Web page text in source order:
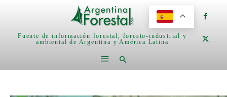
Fuente de información forestal, foresto-industrial y
ambiental de Argentina y América Latina